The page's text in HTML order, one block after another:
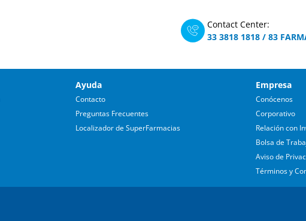
Contact Center:
33 3818 1818 / 83
Ayuda
Contacto
Preguntas Frecuentes
Localizador de SuperFarmacias
Empresa
Conócenos
Corporativo
Relación con
Bolsa de
Aviso de
Términos y